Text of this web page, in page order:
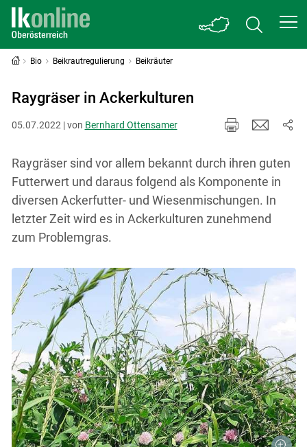
Bio Beikrautregulierung Beikräuter
Raygräser in Ackerkulturen
05.07.2022 | von Bernhard Ottensamer
Raygräser sind vor allem bekannt durch ihren guten
Futterwert und daraus folgend als Komponente in
diversen Ackerfutter- und Wiesenmischungen. In
letzter Zeit wird es in Ackerkulturen zunehmend
zum Problemgras.